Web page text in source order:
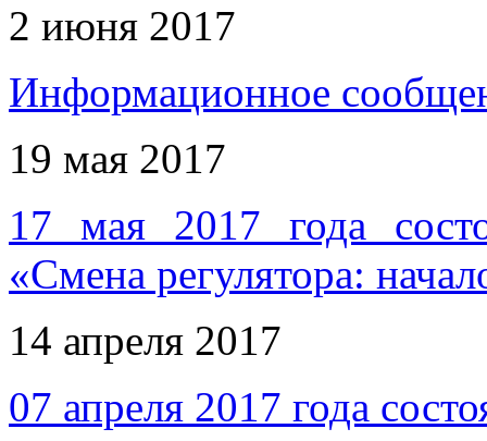
2 июня 2017
Информационное
19 мая 2017
17 мая 2017 года
«Смена регулятора:
14 апреля 2017
07 апреля 2017 года